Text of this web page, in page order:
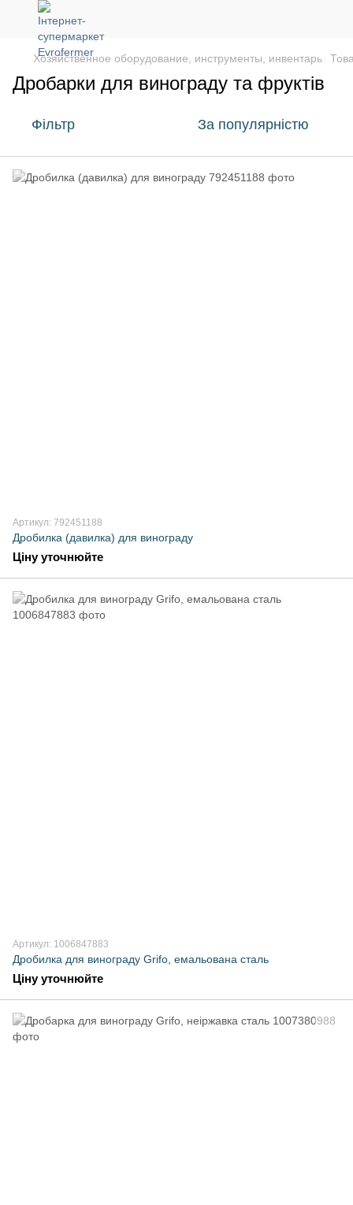
Хозяйственное оборудование, инструменты, инвентарь
Дробарки для винограду та фруктів
Фільтр За популярністю
Артикул: 792451188
Дробилка (давилка) для винограду
Ціну уточнюйте
Артикул: 1006847883
Дробилка для винограду Grifo, емальована сталь
Ціну уточнюйте